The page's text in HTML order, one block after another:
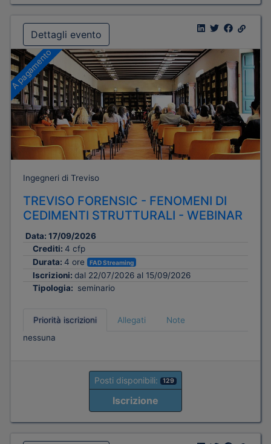
Dettagli evento
A pagamento
Ingegneri di Treviso
TREVISO FORENSIC - FENOMENI DI
CEDIMENTI STRUTTURALI - WEBINAR
Data: 17/09/2026
Crediti: 4 cfp
Durata: 4 ore FAD Streaming
Iscrizioni: dal 22/07/2026 al 15/09/2026
Tipologia: seminario
Priorità iscrizioni Allegati
Note
nessuna
Posti disponibili: 129
Iscrizione